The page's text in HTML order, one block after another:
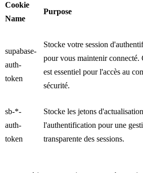
Cookie
Name
Purpose
supabase-
auth-
token
Stocke votre session
pour vous maintenir connecté.
est essentiel pour l'accès au
sécurité.
sb-*-
auth-
token
Stocke les jetons
l'authentification pour une
transparente des sessions.